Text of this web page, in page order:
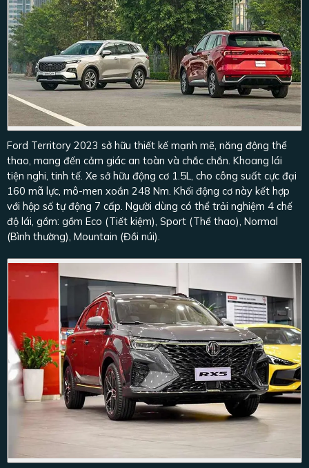
Ford Territory 2023 sở hữu thiết kế mạnh mẽ, năng động thể
thao, mang đến cảm giác an toàn và chắc chắn. Khoang lái
tiện nghi, tinh tế. Xe sở hữu động cơ 1.5L, cho công suất cực đại
160 mã lực, mô-men xoắn 248 Nm. Khối động cơ này kết hợp
với hộp số tự động 7 cấp. Người dùng có thể trải nghiệm 4 chế
độ lái, gồm: gồm Eco (Tiết kiệm), Sport (Thể thao), Normal
(Bình thường), Mountain (Đồi núi).